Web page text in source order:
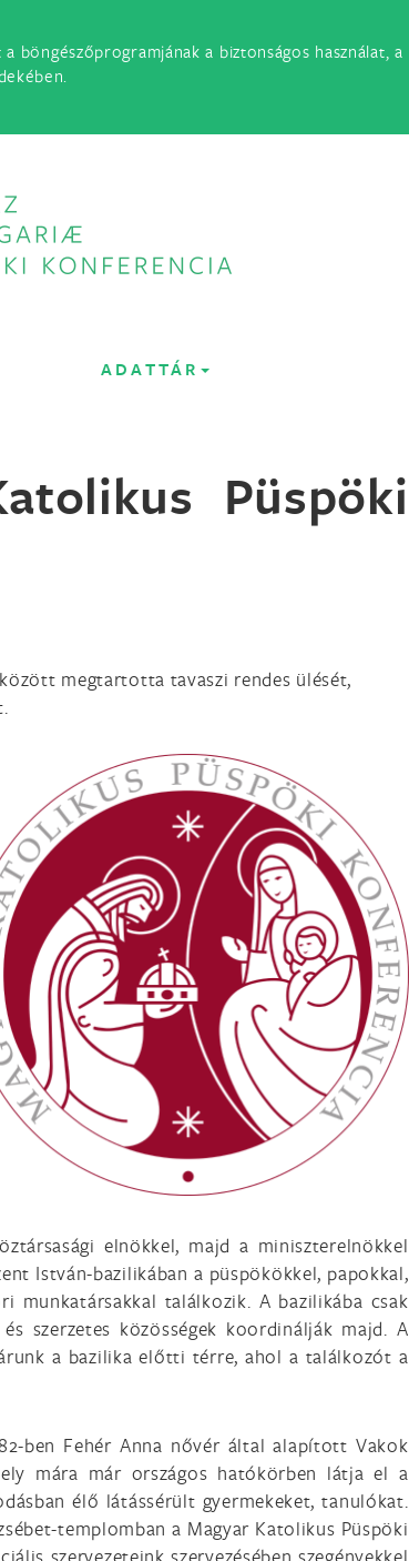
böngészőprogramjának a biztonságos használat, a
ADATTÁR
Püspöki
megtartotta tavaszi rendes ülését,
elnökkel, majd a miniszterelnökkel
István-bazilikában a püspökökkel, papokkal,
munkatársakkal találkozik. A bazilikába csak
szerzetes közösségek koordinálják majd. A
a bazilika előtti térre, ahol a találkozót a
ben Fehér Anna nővér által alapított Vakok
mára már országos hatókörben látja el a
élő látássérült gyermekeket, tanulókat.
templomban a Magyar Katolikus Püspöki